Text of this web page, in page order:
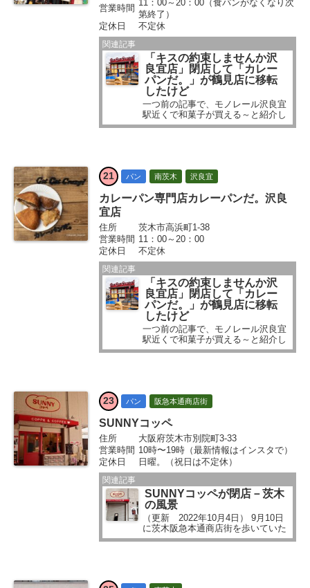
営業時間
11：00～20：00（食パンがなくなり次
第終了）
定休日
不定休
関連記事
「キスの約束しませんか沢
良宜店」閉店して「カレー
パンだ。」が鶴見店に移転
したけど
一つ前の記事で、モノレール沢良宜
駅近くで和菓子が買える～と紹介し
ました。 モノレール沢良宜駅の近く
21 パン 南茨木 沢良宜
カレーパン専門店カレーパンだ。沢良
宜店
住所
茨木市高浜町1-38
営業時間 11：00～20：00
定休日
不定休
関連記事
「キスの約束しませんか沢
良宜店」閉店して「カレー
パンだ。」が鶴見店に移転
したけど
一つ前の記事で、モノレール沢良宜
駅近くで和菓子が買える～と紹介し
ました。 モノレール沢良宜駅の近く
23 パン 阪急本通商店街
SUNNYコッペ
住所
大阪府茨木市別院町3-33
営業時間 10時〜19時（最新情報はインスタで）
定休日
日曜。（祝日は不定休）
関連記事
SUNNYコッペが閉店－茨木
の風景
（更新 2022年10月4日） 9月10日
に茨木阪急本通商店街を歩いていた
ら、 閉店のお知らせが出ていまし